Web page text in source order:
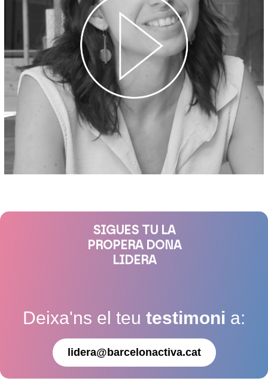
SIGUES TU LA
PROPERA DONA
LIDERA
Deixa'ns el teu testimoni a:
lidera@barcelonactiva.cat